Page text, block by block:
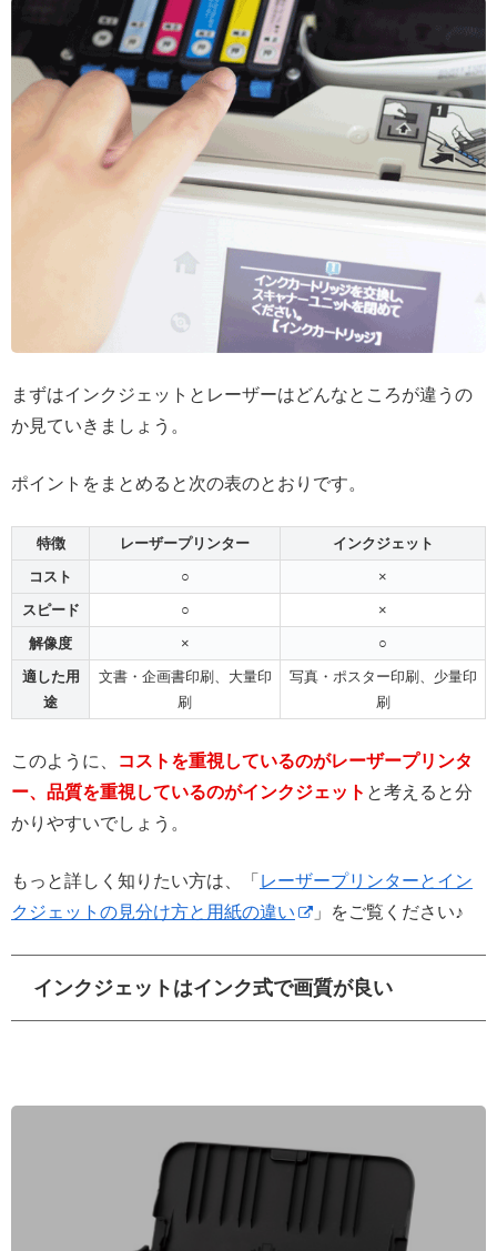
まずはインクジェットとレーザーはどんなところが違うの
か見ていきましょう。
ポイントをまとめると次の表のとおりです。
特徴 レーザープリンター
インクジェット
コスト
○
×
スピード
○
×
解像度
×
○
適した用
途
文書・企画書印刷、大量印
刷
写真・ポスター印刷、少量印
刷
このように、
コストを重視しているのがレーザープリンタ
ー、品質を重視しているのがインクジェット と考えると分
かりやすいでしょう。
もっと詳しく知りたい方は、「 レーザープリンターとイン
クジェットの見分け方と用紙の違い
」をご覧ください♪
インクジェットはインク式で画質が良い